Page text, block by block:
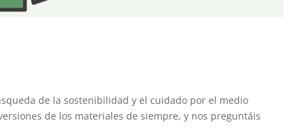
de la sostenibilidad y el cuidado por el medio
de los materiales de siempre, y nos preguntáis